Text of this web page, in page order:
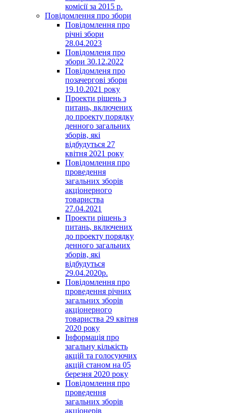
комісії за 2015 р.
Повідомлення про збори
Повідомлення про
річні збори
28.04.2023
Повідомленя про
збори 30.12.2022
Повідомленя про
позачергові збори
19.10.2021 року
Проекти рішень з
питань, включених
до проекту порядку
денного загальних
зборів, які
відбудуться 27
квітня 2021 року
Повідомлення про
проведення
загальних зборів
акціонерного
товариства
27.04.2021
Проекти рішень з
питань, включених
до проекту порядку
денного загальних
зборів, які
відбудуться
29.04.2020р.
Повідомлення про
проведення річних
загальних зборів
акціонерного
товариства 29 квітня
2020 року
Інформація про
загальну кількість
акцій та голосуючих
акцій станом на 05
березня 2020 року
Повідомлення про
проведення
загальних зборів
акціонерів